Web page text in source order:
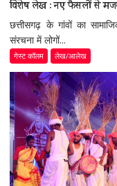
विशेष लेख : नए फैसलों से मजबूत
छत्तीसगढ़ के गांवों का
संरचना में लोगों...
गेस्ट कॉलम लेख/आलेख